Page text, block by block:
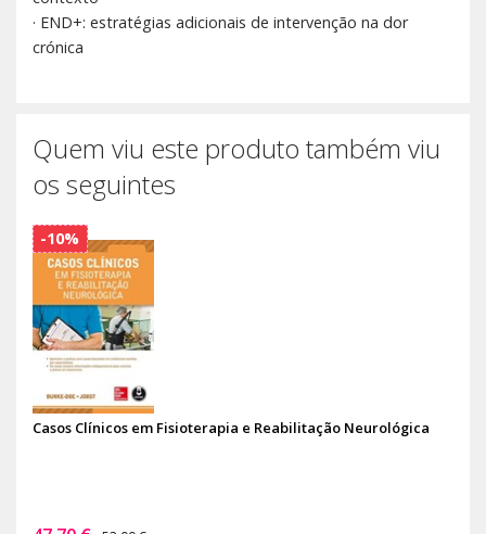
· END+: estratégias adicionais de intervenção na dor
crónica
Quem viu este produto também viu
os seguintes
Casos Clínicos em Fisioterapia e Reabilitação Neurológica
-10%